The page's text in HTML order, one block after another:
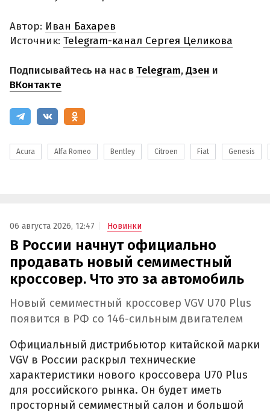
Автор: Иван Бахарев
Источник: Telegram-канал Сергея Целикова
Подписывайтесь на нас в Telegram,Дзен и
ВКонтакте
Acura Alfa Romeo Bentley Citroen Fiat Genesis
06 августа 2026, 12:47 Новинки
В России начнут официально
продавать новый семиместный
кроссовер. Что это за автомобиль
Новый семиместный кроссовер VGV U70 Plus
появится в РФ со 146-сильным двигателем
Официальный дистрибьютор китайской марки
VGV в России раскрыл технические
характеристики нового кроссовера U70 Plus
для российского рынка. Он будет иметь
просторный семиместный салон и большой